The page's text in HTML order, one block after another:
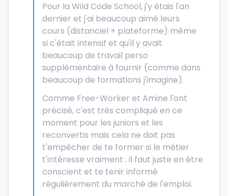
Pour la Wild Code School, j'y étais l'an
dernier et j'ai beaucoup aimé leurs
cours (distanciel + plateforme) même
si c'était intensif et qu'il y avait
beaucoup de travail perso
supplémentaire à fournir (comme dans
beaucoup de formations j'imagine).
Comme Free-Worker et Amine l'ont
précisé, c'est très compliqué en ce
moment pour les juniors et les
reconvertis mais cela ne doit pas
t'empêcher de te former si le métier
t'intéresse vraiment : il faut juste en être
conscient et te tenir informé
régulièrement du marché de l'emploi.